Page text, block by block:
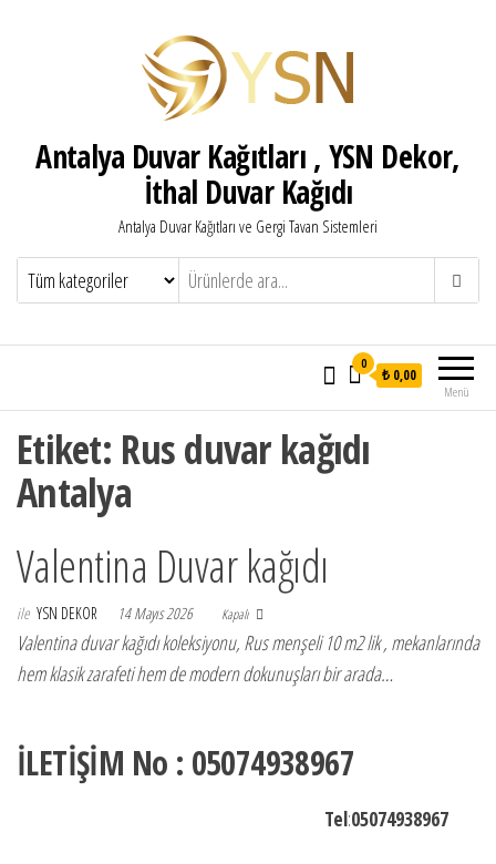
Antalya Duvar Kağıtları , YSN Dekor,
İthal Duvar Kağıdı
Antalya Duvar Kağıtları ve Gergi Tavan Sistemleri
Menü
0
₺ 0,00
Etiket: Rus duvar kağıdı
Antalya
Valentina Duvar kağıdı
ile YSN DEKOR 14 Mayıs 2026 Kapalı
Valentina duvar kağıdı koleksiyonu, Rus menşeli 10 m2 lik , mekanlarında
hem klasik zarafeti hem de modern dokunuşları bir arada…
İLETİŞİM No : 05074938967
Tel:05074938967